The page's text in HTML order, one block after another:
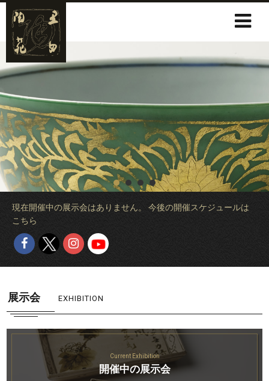
現在開催中の展示会はありません。 今後の開催スケジュールは
こちら
展示会 EXHIBITION
Current Exhibition
開催中の展示会